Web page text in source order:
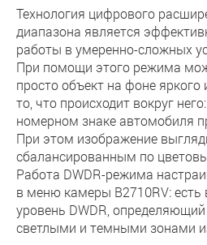
Технология цифрового
диапазона является
работы в умеренно-сложных
При помощи этого режима
просто объект на фоне яркого
то, что происходит вокруг
номерном знаке автомобиля
При этом изображение
сбалансированным по
Работа DWDR-режима
в меню камеры B2710RV: есть
уровень DWDR,
светлыми и темными зонами